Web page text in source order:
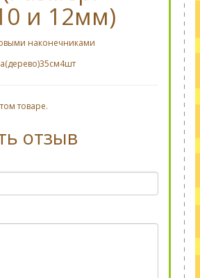
и 12мм)
наконечниками
товаре.
отзыв